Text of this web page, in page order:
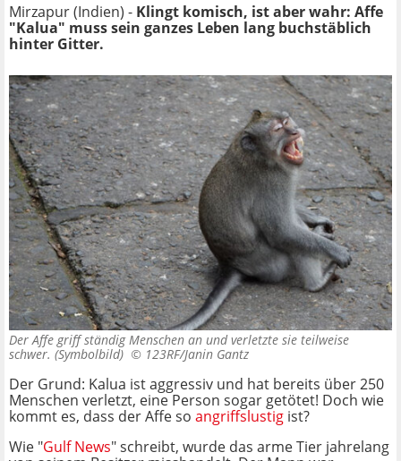
Mirzapur (Indien) - Klingt komisch, ist aber wahr: Affe
"Kalua" muss sein ganzes Leben lang buchstäblich
hinter Gitter.
Der Affe griff ständig Menschen an und verletzte sie teilweise
schwer. (Symbolbild) © 123RF/Janin Gantz
Der Grund: Kalua ist aggressiv und hat bereits über 250
Menschen verletzt, eine Person sogar getötet! Doch wie
kommt es, dass der Affe so angriffslustig ist?
Wie "Gulf News" schreibt, wurde das arme Tier jahrelang